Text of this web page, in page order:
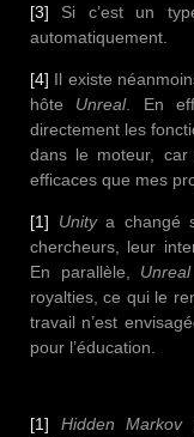
[3] Si c’est un
automatiquement.
[4] Il existe
hôte Unreal. En
directement les
dans le moteur,
efficaces que mes
[1] Unitya changé
chercheurs, leur
En parallèle, Unreal
royalties, ce qui le
travail n’est
pour l’éducation.
[1] Hidden Markov